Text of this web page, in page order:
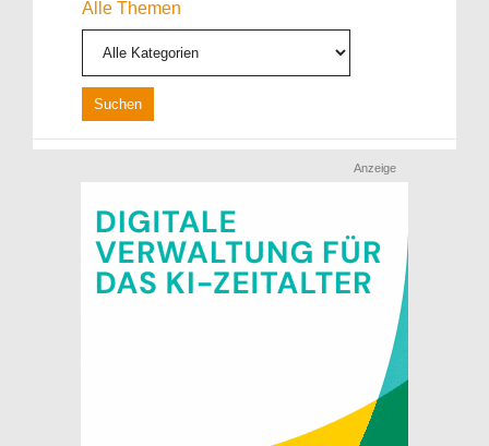
Alle Themen
Anzeige